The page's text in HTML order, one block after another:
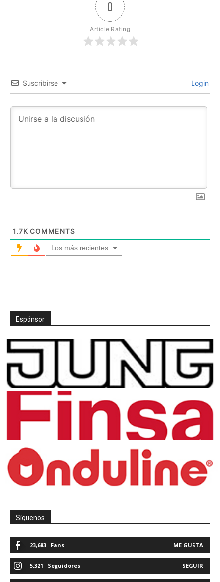
0
Article Rating
Suscribirse Login
1.7K COMMENTS
Los más recientes
Espónsor
Síguenos
23,683 Fans ME GUSTA
5,321 Seguidores SEGUIR